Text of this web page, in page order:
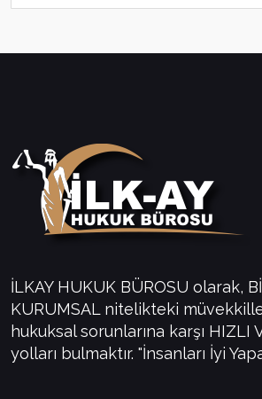
İLKAY HUKUK BÜROSU olarak,
KURUMSAL nitelikteki
hukuksal sorunlarına karşı HIZLI
yolları bulmaktır. "İnsanları İyi